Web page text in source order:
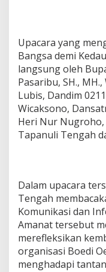
c
r
r
i
i
t
a
Upacara yang
Bangsa demi
langsung oleh
Pasaribu, SH.,
Lubis, Dandim
Wicaksono,
Heri Nur
Tapanuli Tengah
Dalam upacara
Tengah
Komunikasi dan
Amanat tersebut
merefleksikan
organisasi Boedi
menghadapi